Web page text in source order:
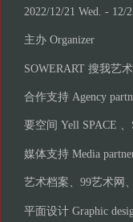
2022/12/21 Wed. - 12/
主办 Organizer
SOWERART 搜我艺术
合作支持 Agency
要空间 Yell SPACE
媒体支持 Media
艺术档案、99艺术网
平面设计 Graphic